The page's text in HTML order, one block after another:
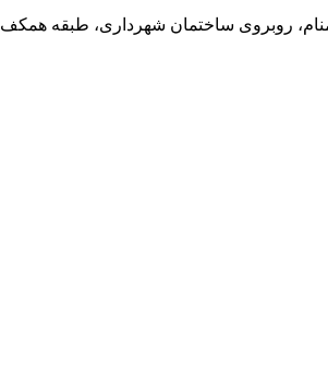
روبروی ساختمان شهرداری، طبقه همکف